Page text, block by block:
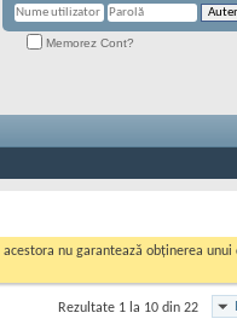
Memorez Cont?
nu garantează obținerea
Rezultate 1 la 10 din 22